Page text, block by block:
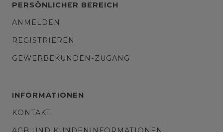
PERSÖNLICHER BEREICH
ANMELDEN
REGISTRIEREN
GEWERBEKUNDEN-ZUGANG
INFORMATIONEN
KONTAKT